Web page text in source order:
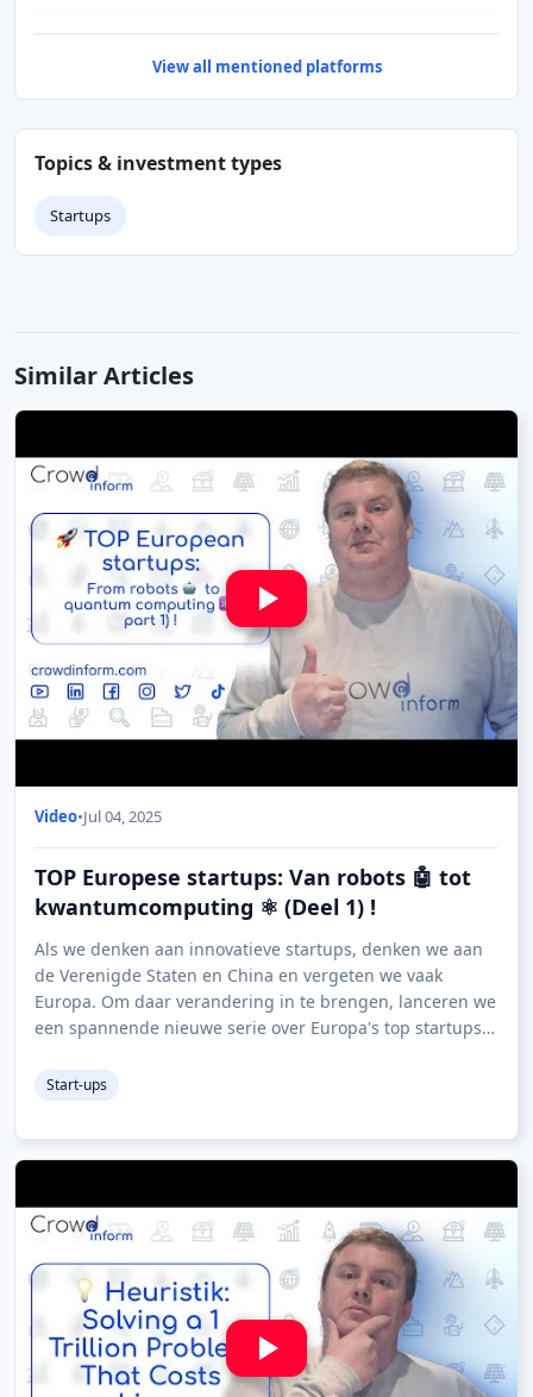
View all mentioned platforms
Topics & investment types
Startups
Similar Articles
Video•Jul 04, 2025
TOP Europese startups: Van robots 🤖 tot
kwantumcomputing ⚛️ (Deel 1) !
Als we denken aan innovatieve startups, denken we aan
de Verenigde Staten en China en vergeten we vaak
Europa. Om daar verandering in te brengen, lanceren we
een spannende nieuwe serie over Europa's top startups
Start-ups